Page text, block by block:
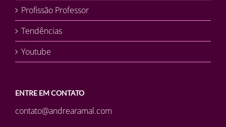
Profissão Professor
Tendências
Youtube
ENTRE EM CONTATO
contato@andrearamal.com